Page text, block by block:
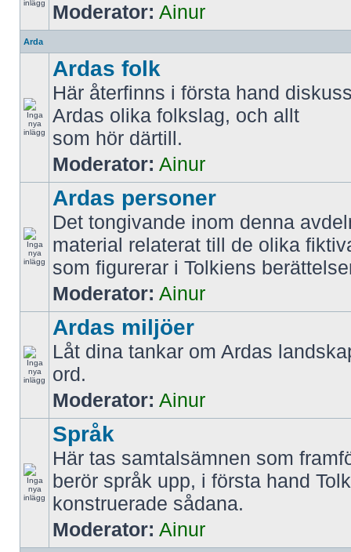
Moderator: Ainur
Arda
Ardas folk
Här återfinns i första hand
Ardas olika folkslag, och allt
som hör därtill.
Moderator: Ainur
Ardas personer
Det tongivande inom denna
material relaterat till de olika
som figurerar i Tolkiens
Moderator: Ainur
Ardas miljöer
Låt dina tankar om Ardas
ord.
Moderator: Ainur
Språk
Här tas samtalsämnen som
berör språk upp, i första hand
konstruerade sådana.
Moderator: Ainur